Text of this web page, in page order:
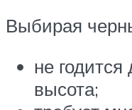
Выбирая
не
высота;